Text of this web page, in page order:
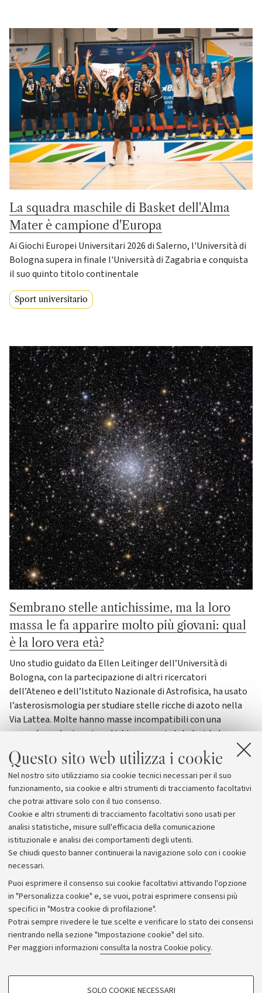
Questo sito web utilizza i cookie
Nel nostro sito utilizziamo sia cookie tecnici necessari per il suo
funzionamento, sia cookie e altri strumenti di tracciamento facoltativi
che potrai attivare solo con il tuo consenso.
Cookie e altri strumenti di tracciamento facoltativi sono usati per
analisi statistiche, misure sull'efficacia della comunicazione
istituzionale e analisi dei comportamenti degli utenti.
Se chiudi questo banner continuerai la navigazione solo con i cookie
necessari.
Puoi esprimere il consenso sui cookie facoltativi attivando l'opzione
in "Personalizza cookie" e, se vuoi, potrai esprimere consensi più
specifici in "Mostra cookie di profilazione".
Potrai sempre rivedere le tue scelte e verificare lo stato dei consensi
rientrando nella sezione "Impostazione cookie" del sito.
Per maggiori informazioni consulta la nostra Cookie policy.
COOKIE DI PROFILAZIONE - FACOLTATIVI
SOLO COOKIE NECESSARI
La squadra maschile di Basket dell'Alma
Mater è campione d'Europa
Ai Giochi Europei Universitari 2026 di Salerno, l'Università di
Bologna supera in finale l'Università di Zagabria e conquista
il suo quinto titolo continentale
Sport universitario
Sembrano stelle antichissime, ma la loro
massa le fa apparire molto più giovani: qual
è la loro vera età?
Uno studio guidato da Ellen Leitinger dell’Università di
Bologna, con la partecipazione di altri ricercatori
dell’Ateneo e dell’Istituto Nazionale di Astrofisica, ha usato
l’asterosismologia per studiare stelle ricche di azoto nella
Via Lattea. Molte hanno masse incompatibili con una
normale evoluzione in antichi ammassi globulari: la loro
origine resta un puzzle
Materia e universo
Archivio
Comunicati stampa
Redazione
Rassegna stampa